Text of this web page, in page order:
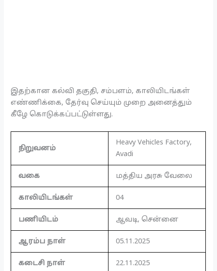
இதற்கான கல்வி தகுதி, சம்பளம், காலியிடங்கள்
எண்ணிக்கை, தேர்வு செய்யும் முறை அனைத்தும்
கீழே கொடுக்கப்பட்டுள்ளது.
நிறுவனம்
Heavy Vehicles Factory,
Avadi
வகை மத்திய அரசு வேலை
காலியிடங்கள் 04
பணியிடம் ஆவடி, சென்னை
ஆரம்ப நாள் 05.11.2025
கடைசி நாள் 22.11.2025